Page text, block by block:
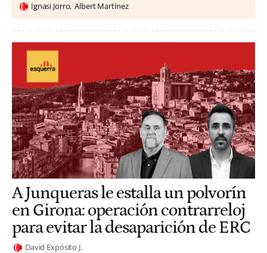
Ignasi Jorro Albert Martínez
A Junqueras le estalla un polvorín
en Girona: operación contrarreloj
para evitar la desaparición de ERC
David Expósito J.